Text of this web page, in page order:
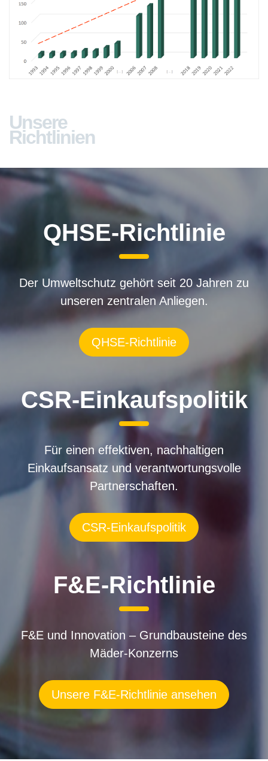
Unsere
Richtlinien
QHSE-Richtlinie
Der Umweltschutz gehört seit 20 Jahren zu
unseren zentralen Anliegen.
QHSE-Richtlinie
CSR-Einkaufspolitik
Für einen effektiven, nachhaltigen
Einkaufsansatz und verantwortungsvolle
Partnerschaften.
CSR-Einkaufspolitik
F&E-Richtlinie
F&E und Innovation – Grundbausteine des
Mäder-Konzerns
Unsere F&E-Richtlinie ansehen